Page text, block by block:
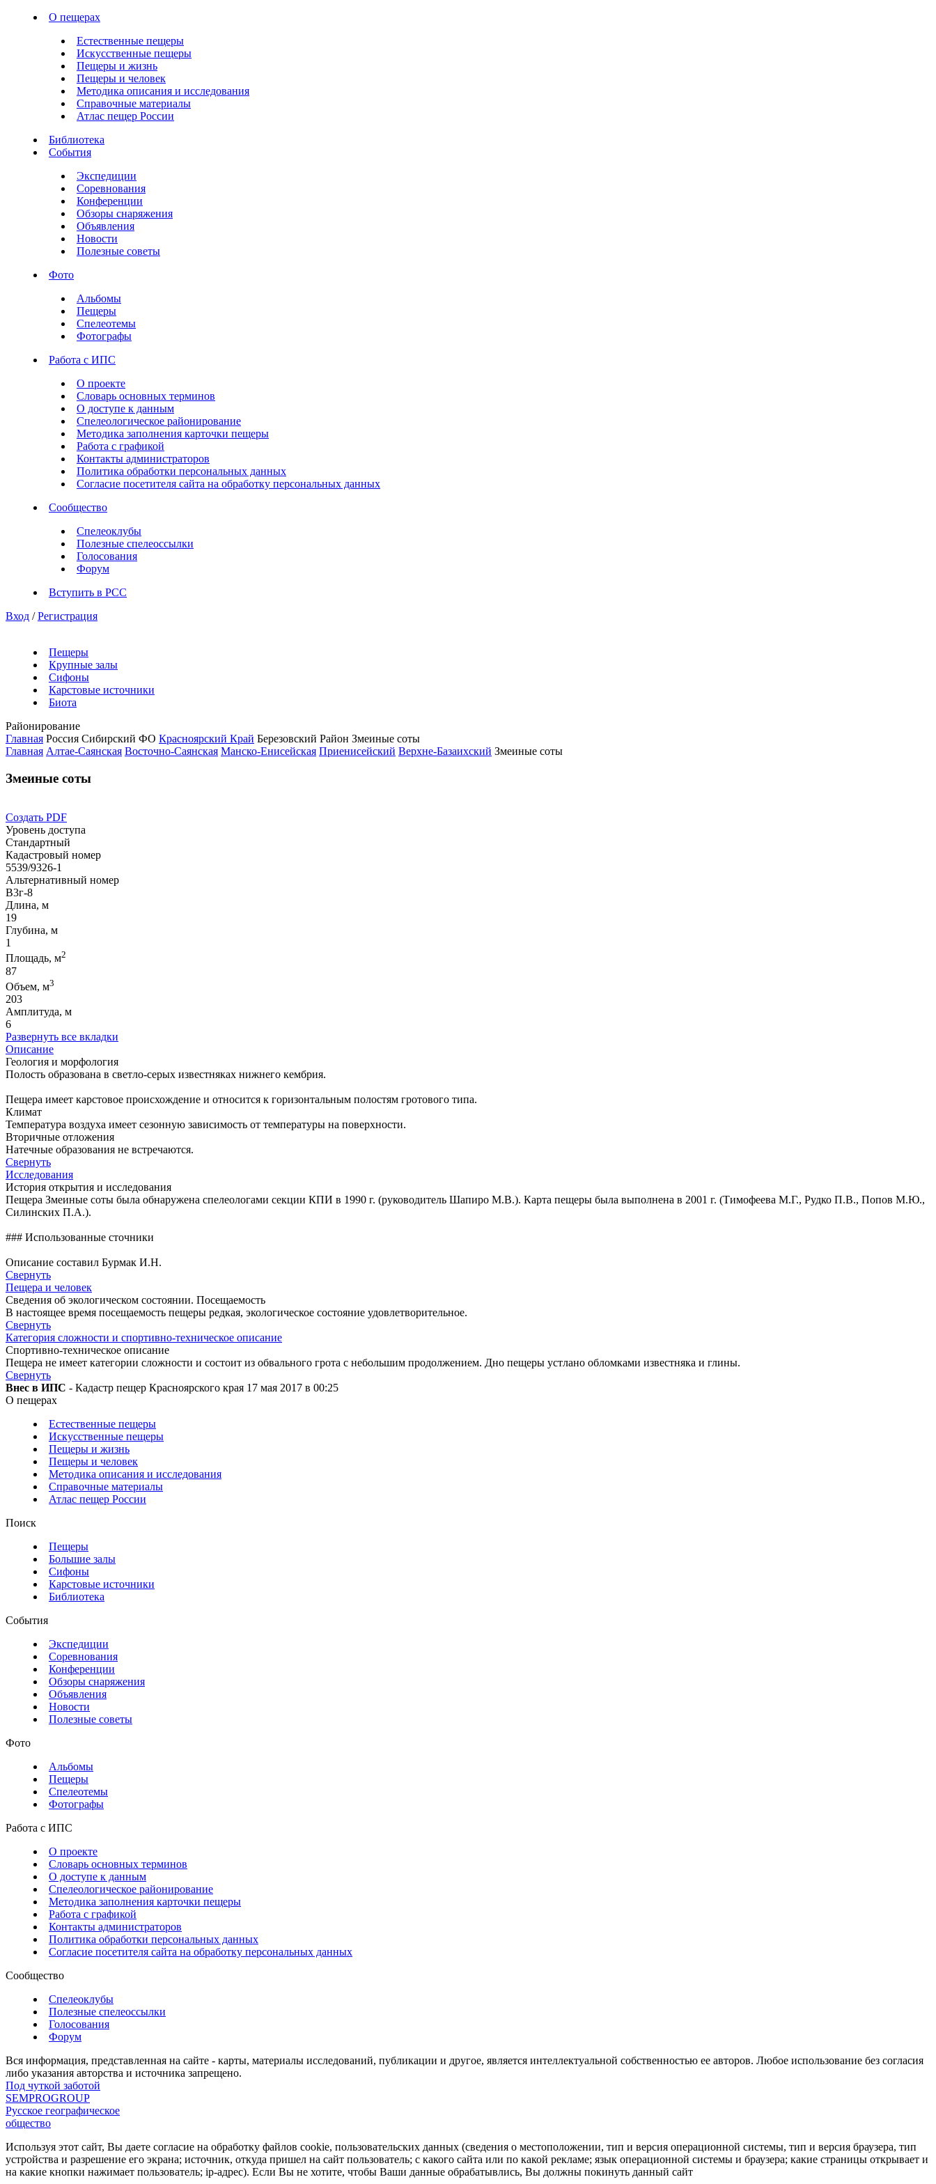
О пещерах
Естественные пещеры
Искусственные пещеры
Пещеры и жизнь
Пещеры и человек
Методика описания и исследования
Справочные материалы
Атлас пещер России
Библиотека
События
Экспедиции
Соревнования
Конференции
Обзоры снаряжения
Объявления
Новости
Полезные советы
Фото
Альбомы
Пещеры
Спелеотемы
Фотографы
Работа с ИПС
О проекте
Словарь основных терминов
О доступе к данным
Спелеологическое районирование
Методика заполнения карточки пещеры
Работа с графикой
Контакты администраторов
Политика обработки персональных данных
Согласие посетителя сайта на обработку персональных данных
Сообщество
Спелеоклубы
Полезные спелеоссылки
Голосования
Форум
Вступить в РСС
Вход / Регистрация
Пещеры
Крупные залы
Сифоны
Карстовые источники
Биота
Районирование
Главная Россия Сибирский ФО Красноярский Край Березовский Район Змеиные соты
Главная Алтае-Саянская Восточно-Саянская Манско-Енисейская Приенисейский Верхне-Базаихский Змеиные соты
Змеиные соты
Создать PDF
Уровень доступа
Стандартный
Кадастровый номер
5539/9326-1
Альтернативный номер
В3г-8
Длина, м
19
Глубина, м
1
Площадь, м2
87
Объем, м3
203
Амплитуда, м
6
Развернуть все вкладки
Описание
Геология и морфология
Полость образована в светло-серых известняках нижнего кембрия.
Пещера имеет карстовое происхождение и относится к горизонтальным полостям гротового типа.
Климат
Температура воздуха имеет сезонную зависимость от температуры на поверхности.
Вторичные отложения
Натечные образования не встречаются.
Свернуть
Исследования
История открытия и исследования
Пещера Змеиные соты была обнаружена спелеологами секции КПИ в 1990 г. (руководитель Шапиро М.В.). Карта пещеры была выполнена в 2001 г. (Тимофеева М.Г., Рудко П.В., Попов М.Ю.,
Силинских П.А.).
### Использованные сточники
Описание составил Бурмак И.Н.
Свернуть
Пещера и человек
Сведения об экологическом состоянии. Посещаемость
В настоящее время посещаемость пещеры редкая, экологическое состояние удовлетворительное.
Свернуть
Категория сложности и спортивно-техническое описание
Спортивно-техническое описание
Пещера не имеет категории сложности и состоит из обвального грота с небольшим продолжением. Дно пещеры устлано обломками известняка и глины.
Свернуть
Внес в ИПС - Кадастр пещер Красноярского края 17 мая 2017 в 00:25
О пещерах
Естественные пещеры
Искусственные пещеры
Пещеры и жизнь
Пещеры и человек
Методика описания и исследования
Справочные материалы
Атлас пещер России
Поиск
Пещеры
Большие залы
Сифоны
Карстовые источники
Библиотека
События
Экспедиции
Соревнования
Конференции
Обзоры снаряжения
Объявления
Новости
Полезные советы
Фото
Альбомы
Пещеры
Спелеотемы
Фотографы
Работа с ИПС
О проекте
Словарь основных терминов
О доступе к данным
Спелеологическое районирование
Методика заполнения карточки пещеры
Работа с графикой
Контакты администраторов
Политика обработки персональных данных
Согласие посетителя сайта на обработку персональных данных
Сообщество
Спелеоклубы
Полезные спелеоссылки
Голосования
Форум
Вся информация, представленная на сайте - карты, материалы исследований, публикации и другое, является интеллектуальной собственностью ее авторов. Любое использование без согласия
либо указания авторства и источника запрещено.
Под чуткой заботой
SEMPROGROUP
Русское географическое
общество
Используя этот сайт, Вы даете согласие на обработку файлов cookie, пользовательских данных (сведения о местоположении, тип и версия операционной системы, тип и версия браузера, тип
устройства и разрешение его экрана; источник, откуда пришел на сайт пользователь; с какого сайта или по какой рекламе; язык операционной системы и браузера; какие страницы открывает и
на какие кнопки нажимает пользователь; ip-адрес). Если Вы не хотите, чтобы Ваши данные обрабатывлись, Вы должны покинуть данный сайт